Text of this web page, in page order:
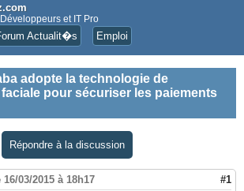
et IT Pro
Actualit�s Emploi
adopte la technologie de
pour sécuriser les paiements
Répondre à la discussion
16/03/2015 à 18h17 #1